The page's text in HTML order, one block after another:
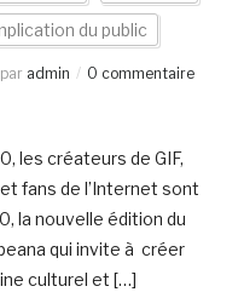
du public
par admin 0 commentaire
les créateurs de GIF,
fans de l’Internet sont
la nouvelle édition du
qui invite à créer
culturel et […]